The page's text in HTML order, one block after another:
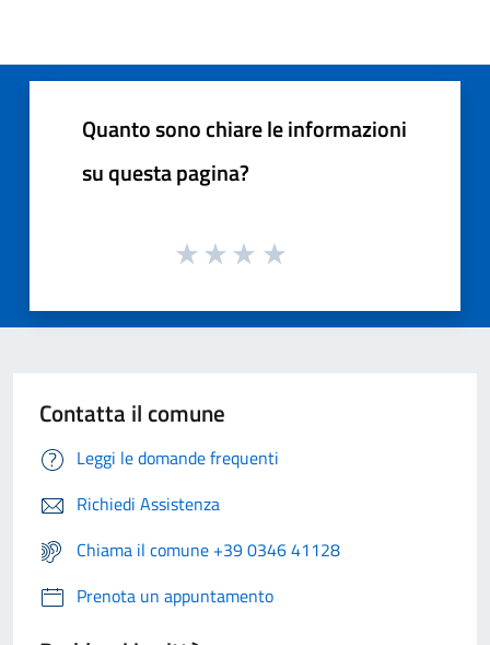
Quanto sono chiare le informazioni
su questa pagina?
Contatta il comune
Leggi le domande frequenti
Richiedi Assistenza
Chiama il comune +39 0346 41128
Prenota un appuntamento